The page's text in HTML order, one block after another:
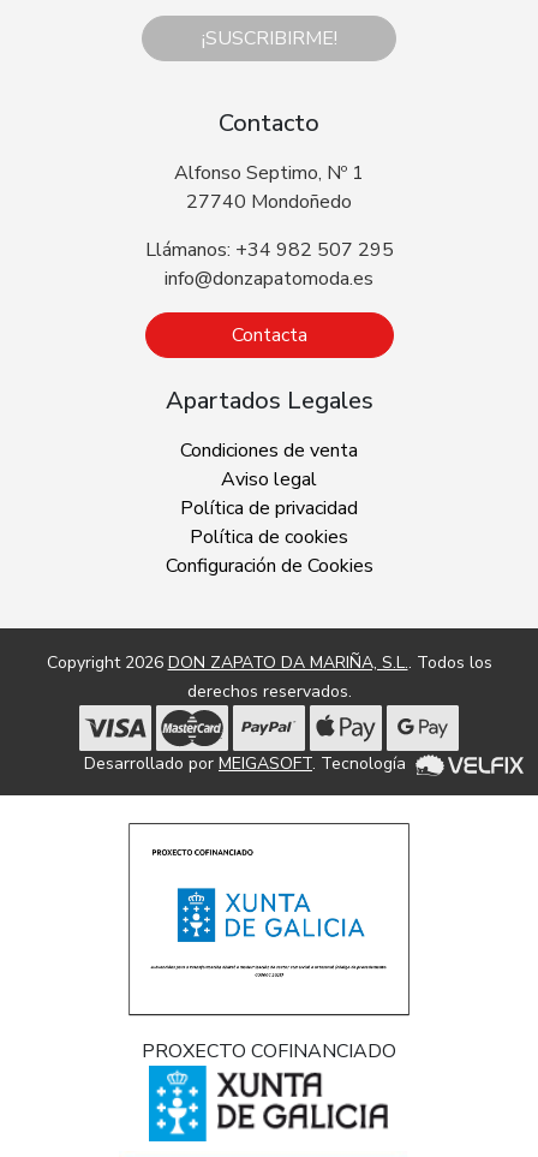
¡SUSCRIBIRME!
Contacto
Alfonso Septimo, Nº 1
27740 Mondoñedo
Llámanos: +34 982 507 295
info@donzapatomoda.es
Contacta
Apartados Legales
Condiciones de venta
Aviso legal
Política de privacidad
Política de cookies
Configuración de Cookies
Copyright 2026 DON ZAPATO DA MARIÑA, S.L.. Todos los
derechos reservados.
Desarrollado por MEIGASOFT. Tecnología
PROXECTO COFINANCIADO